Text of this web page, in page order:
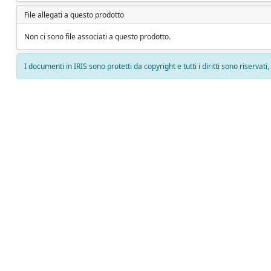
File allegati a questo prodotto
Non ci sono file associati a questo prodotto.
I documenti in IRIS sono protetti da copyright e tutti i diritti sono